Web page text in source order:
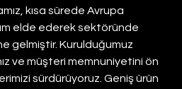
kısa sürede Avrupa
elde ederek sektöründe
gelmiştir. Kurulduğumuz
ve müşteri memnuniyetini ön
sürdürüyoruz. Geniş ürün